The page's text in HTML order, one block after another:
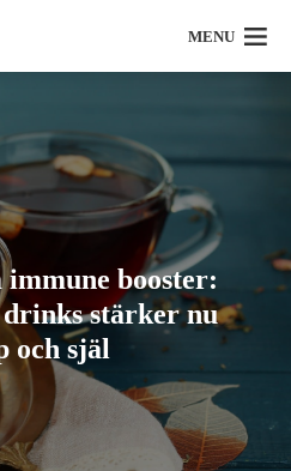
MENU
immune booster:
drinks stärker nu
och själ